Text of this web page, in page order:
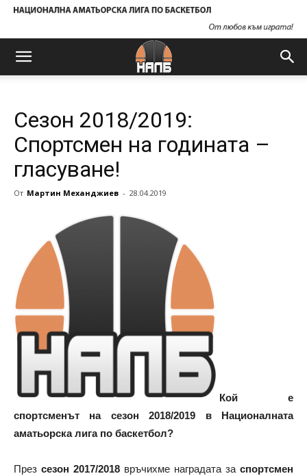
Сезон 2018/2019:
Спортсмен на годината –
гласуване!
От Мартин Механджиев - 28.04.2019
Кой е
спортсменът на сезон 2018/2019 в Националната
аматьорска лига по баскетбол?
През сезон 2017/2018 връчихме наградата за спортсмен